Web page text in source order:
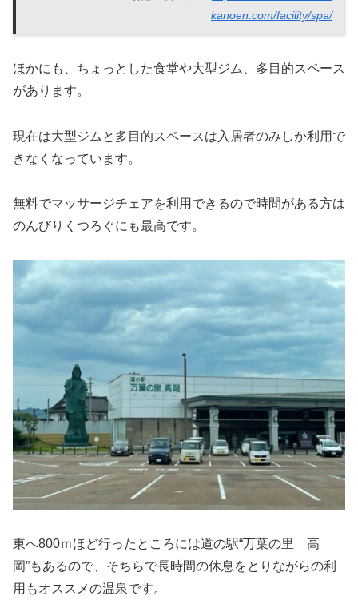
kanoen.com/facility/spa/
ほかにも、ちょっとした食堂や大型ジム、多目的スペース
があります。
現在は大型ジムと多目的スペースは入居者のみしか利用で
きなくなっています。
無料でマッサージチェアを利用できるので時間がある方は
のんびりくつろぐにも最高です。
東へ800ｍほど行ったところには道の駅“万葉の里 高
岡”もあるので、そちらで長時間の休息をとりながらの利
用もオススメの温泉です。